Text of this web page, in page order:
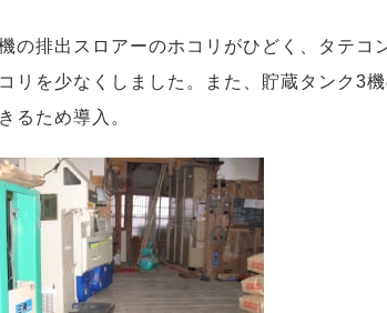
の排出スロアーのホコリがひどく、タテコ
リを少なくしました。また、貯蔵タンク3
るため導入。